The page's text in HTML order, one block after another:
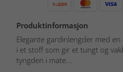
Produktinformasjon
Elegante gardinlengder med en
i et stoff som gir et tungt og
tyngden i mate...